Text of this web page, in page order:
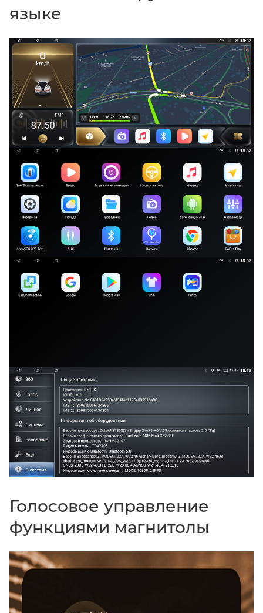
языке
Голосовое управление
функциями магнитолы